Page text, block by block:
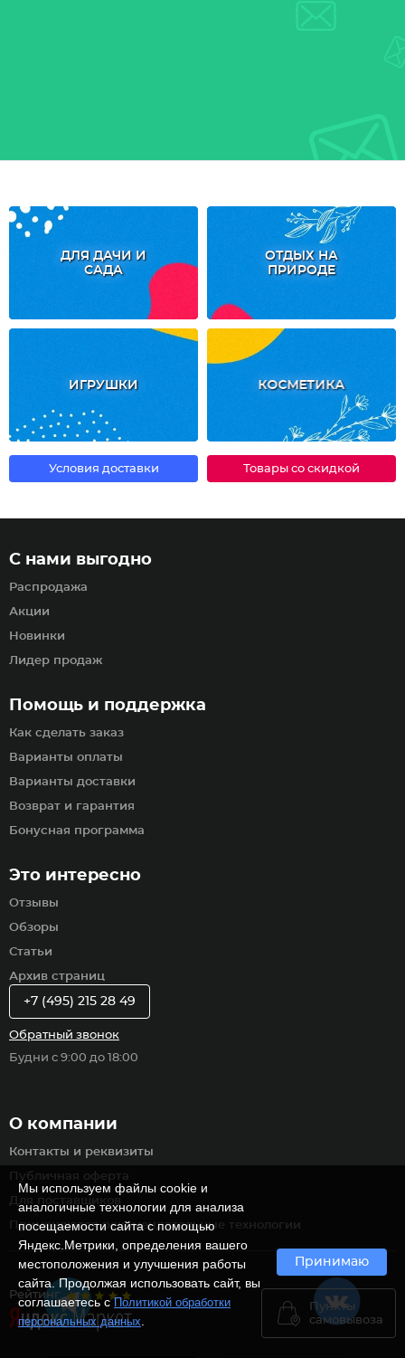
ДЛЯ ДАЧИ И
САДА
ОТДЫХ НА
ПРИРОДЕ
ИГРУШКИ КОСМЕТИКА
Условия доставки Товары со скидкой
Рейтинг
Пункты
самовывоза
Помощь и поддержка
Как сделать заказ
Варианты оплаты
Варианты доставки
Возврат и гарантия
Бонусная программа
С нами выгодно
Распродажа
Акции
Новинки
Лидер продаж
Это интересно
Отзывы
Обзоры
Статьи
Архив страниц
О компании
Контакты и реквизиты
Публичная оферта
Для поставщиков
Применяются рекомендательные технологии
+7 (495) 215 28 49
Обратный звонок
Будни с 9:00 до 18:00
Мы используем файлы cookie и
аналогичные технологии для анализа
посещаемости сайта с помощью
Яндекс.Метрики, определения вашего
местоположения и улучшения работы
сайта. Продолжая использовать сайт, вы
соглашаетесь сПолитикой обработки
персональных данных
Принимаю